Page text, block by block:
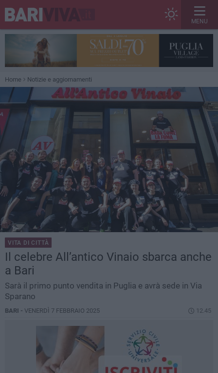
MENU
Home Notizie e aggiornamenti
VITA DI CITTÀ
Il celebre All’antico Vinaio sbarca anche
a Bari
Sarà il primo punto vendita in Puglia e avrà sede in Via
Sparano
BARI - VENERDÌ 7 FEBBRAIO 2025 12.45